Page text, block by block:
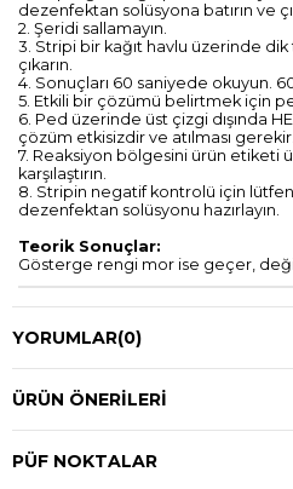
dezenfektan solüsyona batırın ve
2. Şeridi sallamayın.
3. Stripi bir kağıt havlu üzerinde
çıkarın.
4. Sonuçları 60 saniyede okuyun.
5. Etkili bir çözümü belirtmek için
6. Ped üzerinde üst çizgi dışında
çözüm etkisizdir ve atılması gerekir.
7. Reaksiyon bölgesini ürün etiketi
karşılaştırın.
8. Stripin negatif kontrolü için
dezenfektan solüsyonu hazırlayın.
Teorik Sonuçlar:
Gösterge rengi mor ise geçer,
YORUMLAR(0)
ÜRÜN ÖNERILERI
PÜF NOKTALAR